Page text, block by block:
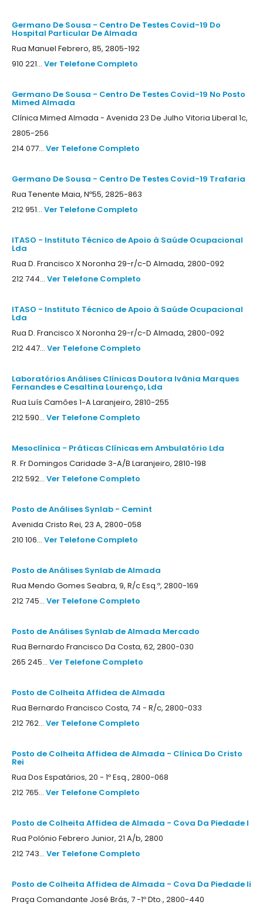
Germano De Sousa - Centro De Testes Covid-19 Do
Hospital Particular De Almada
Rua Manuel Febrero, 85, 2805-192
910 221... Ver Telefone Completo
Germano De Sousa - Centro De Testes Covid-19 No Posto
Mimed Almada
Clínica Mimed Almada - Avenida 23 De Julho Vitoria Liberal 1c,
2805-256
214 077... Ver Telefone Completo
Germano De Sousa - Centro De Testes Covid-19 Trafaria
Rua Tenente Maia, Nº55, 2825-863
212 951... Ver Telefone Completo
ITASO - Instituto Técnico de Apoio à Saúde Ocupacional
Lda
Rua D. Francisco X Noronha 29-r/c-D Almada, 2800-092
212 744... Ver Telefone Completo
ITASO - Instituto Técnico de Apoio à Saúde Ocupacional
Lda
Rua D. Francisco X Noronha 29-r/c-D Almada, 2800-092
212 447... Ver Telefone Completo
Laboratórios Análises Clínicas Doutora Ivânia Marques
Fernandes e Cesaltina Lourenço, Lda
Rua Luís Camões 1-A Laranjeiro, 2810-255
212 590... Ver Telefone Completo
Mesoclínica - Práticas Clínicas em Ambulatório Lda
R. Fr Domingos Caridade 3-A/B Laranjeiro, 2810-198
212 592... Ver Telefone Completo
Posto de Análises Synlab - Cemint
Avenida Cristo Rei, 23 A, 2800-058
210 106... Ver Telefone Completo
Posto de Análises Synlab de Almada
Rua Mendo Gomes Seabra, 9, R/c Esq.º, 2800-169
212 745... Ver Telefone Completo
Posto de Análises Synlab de Almada Mercado
Rua Bernardo Francisco Da Costa, 62, 2800-030
265 245... Ver Telefone Completo
Posto de Colheita Affidea de Almada
Rua Bernardo Francisco Costa, 74 - R/c, 2800-033
212 762... Ver Telefone Completo
Posto de Colheita Affidea de Almada - Clínica Do Cristo
Rei
Rua Dos Espatários, 20 - 1º Esq., 2800-068
212 765... Ver Telefone Completo
Posto de Colheita Affidea de Almada - Cova Da Piedade I
Rua Polónio Febrero Junior, 21 A/b, 2800
212 743... Ver Telefone Completo
Posto de Colheita Affidea de Almada - Cova Da Piedade Ii
Praça Comandante José Brás, 7 -1º Dto., 2800-440